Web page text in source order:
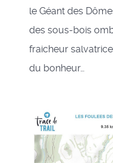
le Géant des
des sous-bois
fraicheur
du bonheur…